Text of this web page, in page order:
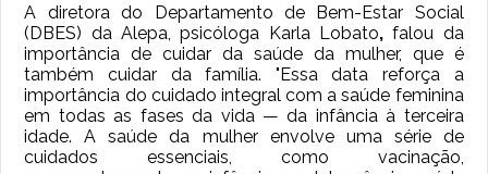
A diretora do Departamento de Bem-Estar Social
(DBES) da Alepa, psicóloga Karla Lobato,falou da
importância de cuidar da saúde da mulher, que é
também cuidar da família. "Essa data reforça a
importância do cuidado integral com a saúde feminina
em todas as fases da vida — da infância à terceira
idade. A saúde da mulher envolve uma série de
cuidados essenciais, como vacinação,